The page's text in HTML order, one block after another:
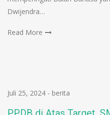
Dwijendra…
Read More
Juli 25, 2024 - berita